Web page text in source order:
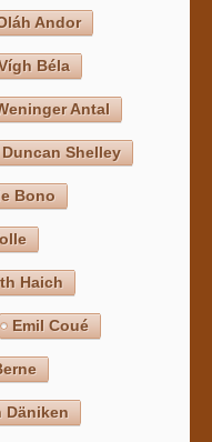
Andor
Béla
Antal
Duncan Shelley
Bono
Haich
Emil Coué
Däniken